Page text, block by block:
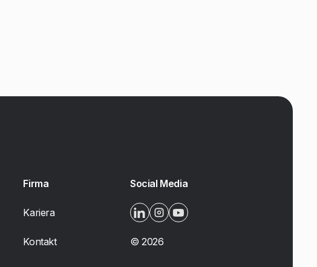
Firma
Kariera
Kontakt
Social Media
©2026